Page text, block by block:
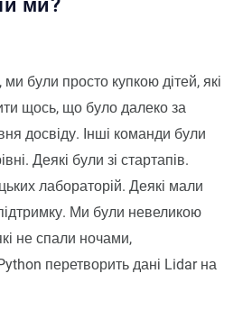
ми?
були просто купкою дітей, які
щось, що було далеко за
досвіду. Інші команди були
Деякі були зі стартапів.
лабораторій. Деякі мали
Ми були невеликою
не спали ночами,
перетворить дані Lidar на